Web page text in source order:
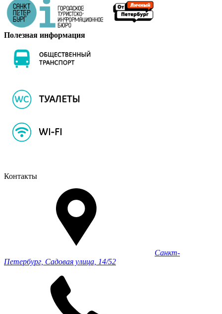
Полезная информация
Контакты
Санкт-
Петербург, Садовая улица, 14/52